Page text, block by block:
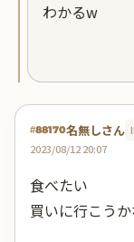
わかるw
#88170名無しさん
2023/08/12 20:07
食べたい
買いに行こう